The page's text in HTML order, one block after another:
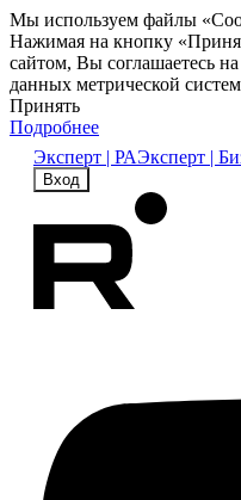
Мы используем файлы
Нажимая на кнопку
сайтом, Вы соглашаетесь
данных метрической
Принять
Подробнее
Эксперт | РАЭксперт |
Вход